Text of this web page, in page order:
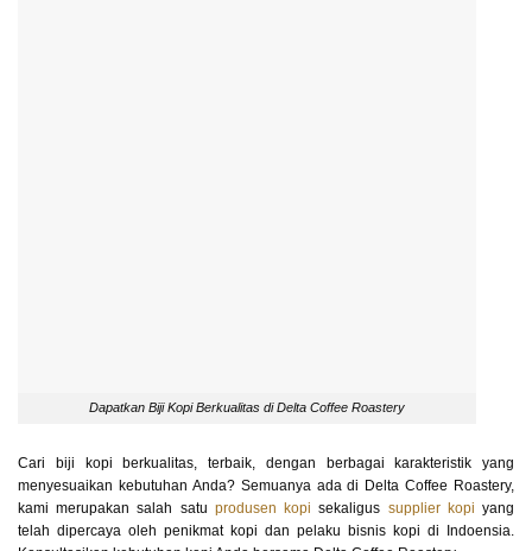
Dapatkan Biji Kopi Berkualitas di Delta Coffee Roastery
Cari biji kopi berkualitas, terbaik, dengan berbagai karakteristik yang
menyesuaikan kebutuhan Anda? Semuanya ada di Delta Coffee Roastery,
kami merupakan salah satu produsen kopi sekaligus supplier kopi yang
telah dipercaya oleh penikmat kopi dan pelaku bisnis kopi di Indoensia.